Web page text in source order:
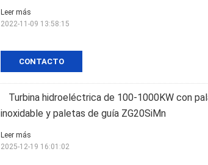
CONTACTO
Leer más
2022-11-09 13:58:15
Turbina hidroeléctrica de 100-1000KW con
inoxidable y paletas de guía ZG20SiMn
Leer más
2025-12-19 16:01:02